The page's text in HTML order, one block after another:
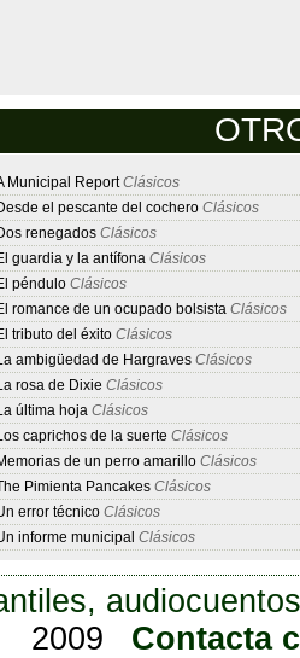
Municipal ReportClásicos
el pescante del cochero Clásicos
renegados Clásicos
guardia y la antífona Clásicos
péndulo Clásicos
romance de un ocupado bolsista Clásicos
tributo del éxito Clásicos
ambigüedad de Hargraves Clásicos
rosa de Dixie Clásicos
última hoja Clásicos
caprichos de la suerte Clásicos
de un perro amarillo Clásicos
Pimienta Pancakes Clásicos
error técnico Clásicos
informe municipal Clásicos
2009
Contacta